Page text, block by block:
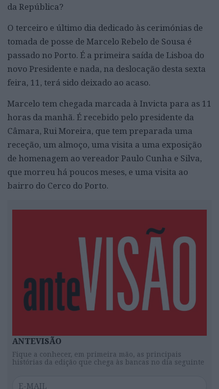
da República?
O terceiro e último dia dedicado às cerimónias de
tomada de posse de Marcelo Rebelo de Sousa é
passado no Porto. É a primeira saída de Lisboa do
novo Presidente e nada, na deslocação desta sexta
feira, 11, terá sido deixado ao acaso.
Marcelo tem chegada marcada à Invicta para as 11
horas da manhã. É recebido pelo presidente da
Câmara, Rui Moreira, que tem preparada uma
receção, um almoço, uma visita a uma exposição
de homenagem ao vereador Paulo Cunha e Silva,
que morreu há poucos meses, e uma visita ao
bairro do Cerco do Porto.
ANTEVISÃO
Fique a conhecer, em primeira mão, as principais
histórias da edição que chega às bancas no dia seguinte